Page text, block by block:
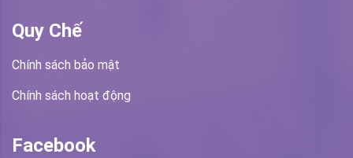
Quy Chế
Chính sách bảo mật
Chính sách hoạt động
Facebook